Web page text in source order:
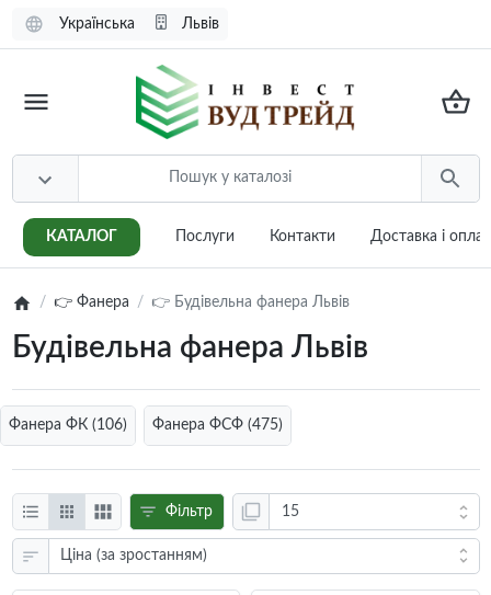
Українська Львів
КАТАЛОГ Послуги Контакти Доставка i
👉 Фанера 👉 Будівельна фанера Львів
Будівельна фанера Львів
Фанера ФК (106) Фанера ФСФ (475)
Фільтр